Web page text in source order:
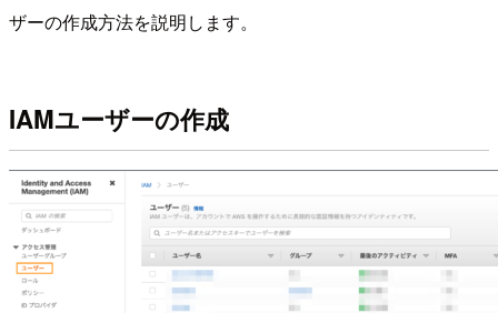
ザーの作成方法を説明します。
IAMユーザーの作成